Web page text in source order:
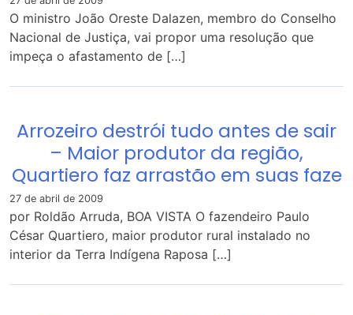
O ministro João Oreste Dalazen, membro do Conselho
Nacional de Justiça, vai propor uma resolução que
impeça o afastamento de […]
Arrozeiro destrói tudo antes de sair
– Maior produtor da região,
Quartiero faz arrastão em suas faze
27 de abril de 2009
por Roldão Arruda, BOA VISTA O fazendeiro Paulo
César Quartiero, maior produtor rural instalado no
interior da Terra Indígena Raposa […]